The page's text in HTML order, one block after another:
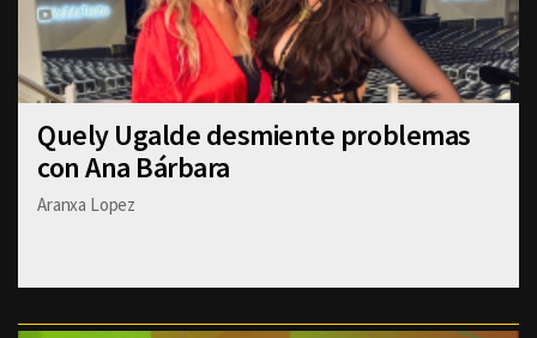
Quely Ugalde desmiente problemas
con Ana Bárbara
Aranxa Lopez